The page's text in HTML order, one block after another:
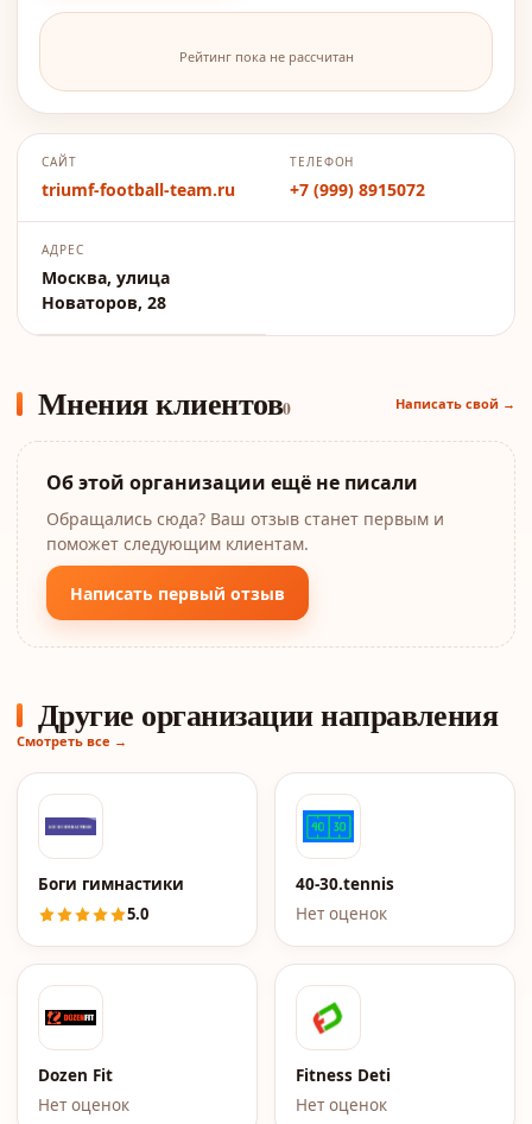
Рейтинг пока не рассчитан
САЙТ
triumf-football-team.ru
ТЕЛЕФОН
+7 (999) 8915072
АДРЕС
Москва, улица
Новаторов, 28
Мнения клиентов0 Написать свой →
Об этой организации ещё не писали
Обращались сюда? Ваш отзыв станет первым и
поможет следующим клиентам.
Написать первый отзыв
Другие организации направления
Смотреть все →
Боги гимнастики
5.0
40-30.tennis
Нет оценок
Dozen Fit
Нет оценок
Fitness Deti
Нет оценок